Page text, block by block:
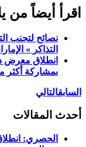
اقرأ أيضاً من
نصائح لتجنب
التذاكر »
انطلاق معرض
بمشاركة أكثر من 400 عارض »
السابقالتالي
أحدث المقالات
الحصري: